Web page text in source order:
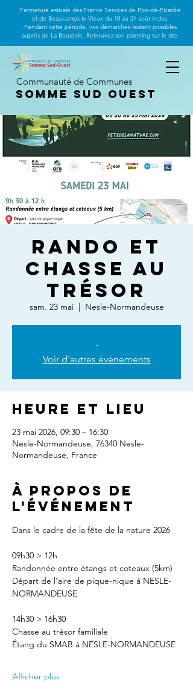
Somme Sud Ouest
Fermeture estivale des France Services de Poix-de-Picardie
et de Beaucamps-le-Vieux du 10 au 21 août inclus.
Pendant cette période, vos démarches restent possibles
auprès de La Boussole. Retrouvez son planning sur le site.
Communauté de Communes
Rando et
chasse au
trésor
sam. 23 mai
  |
Nesle-Normandeuse
-
Voir d'autres événements
Heure et lieu
23 mai 2026, 09:30 – 16:30
Nesle-Normandeuse, 76340 Nesle-
Normandeuse, France
À propos de
l'événement
Dans le cadre de la fête de la nature 2026
09h30 > 12h
Randonnée entre étangs et coteaux (5km)
Départ de l'aire de pique-nique à NESLE-
NORMANDEUSE
14h30 > 16h30
Chasse au trésor familiale
Étang du SMAB à NESLE-NORMANDEUSE
Afficher plus